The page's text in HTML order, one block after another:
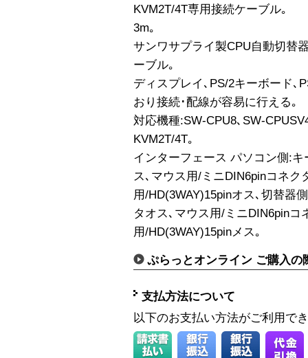
KVM2T/4T専用接続ケーブル｡
3m｡
サンワサプライ製CPU自動切替
ーブル｡
ディスプレイ､PS/2キーボード､
おり接続･配線が容易に行える｡
対応機種:SW-CPU8､SW-
KVM2T/4T｡
インターフェース パソコン側:
ス､マウス用/ミニDIN6pinコネク
用/HD(3WAY)15pinオス､切替器
タオス､マウス用/ミニDIN6pinコ
用/HD(3WAY)15pinメス｡
ぷらっとオンライン ご購入の
支払方法について
以下のお支払い方法がご利用で